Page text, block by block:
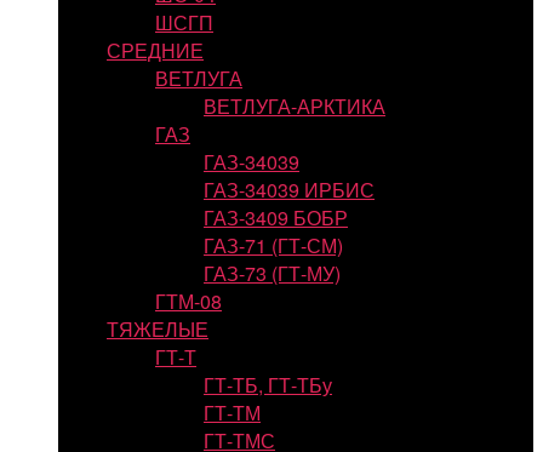
ШСГП
СРЕДНИЕ
ВЕТЛУГА
ВЕТЛУГА-АРКТИКА
ГАЗ
ГАЗ-34039
ГАЗ-34039 ИРБИС
ГАЗ-3409 БОБР
ГАЗ-71 (ГТ-СМ)
ГАЗ-73 (ГТ-МУ)
ГТМ-08
ТЯЖЕЛЫЕ
ГТ-Т
ГТ-ТБ, ГТ-ТБу
ГТ-ТМ
ГТ-ТМС